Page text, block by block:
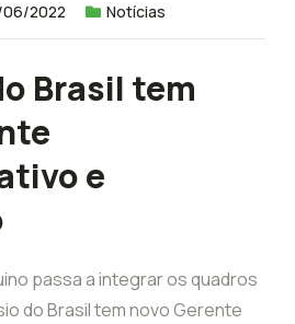
2022 Notícias
Brasil tem
e
passa a integrar os quadros
do Brasil tem novo Gerente